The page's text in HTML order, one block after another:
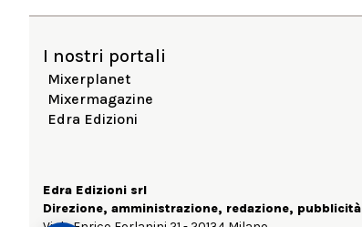
I nostri portali
Mixerplanet
Mixermagazine
Edra Edizioni
Edra Edizioni srl
Direzione, amministrazione, redazione, pubblicità